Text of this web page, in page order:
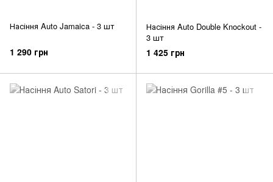
Насіння Auto Jamaica - 3 шт
1 290 грн
Насіння Auto Double Knockout -
3 шт
1 425 грн